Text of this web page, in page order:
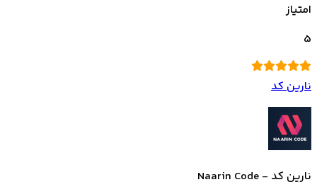
امتیاز
5
نارین کد
نارین کد - Naarin Code